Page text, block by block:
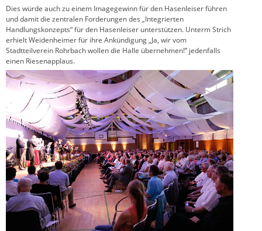
Dies würde auch zu einem Imagegewinn für den Hasenleiser führen
und damit die zentralen Forderungen des „Integrierten
Handlungskonzepts“ für den Hasenleiser unterstützen. Unterm Strich
erhielt Weidenheimer für ihre Ankündigung „Ja, wir vom
Stadtteilverein Rohrbach wollen die Halle übernehmen!“ jedenfalls
einen Riesenapplaus.